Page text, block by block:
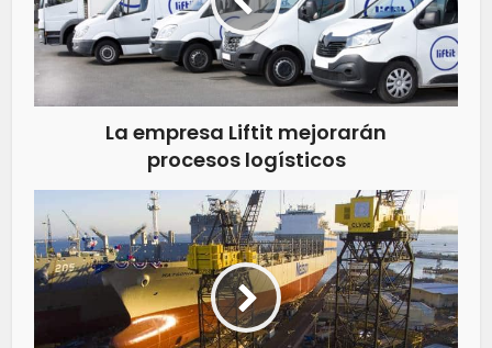
La empresa Liftit mejorarán
procesos logísticos